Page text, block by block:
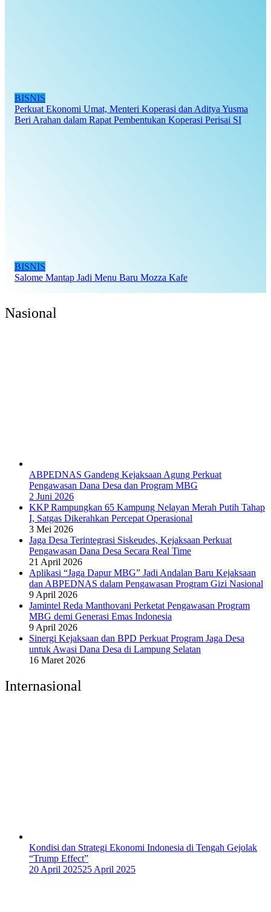
BISNIS
Perkuat Ekonomi Umat, Menteri Koperasi dan Aditya Yusma
Beri Arahan dalam Rapat Pembentukan Koperasi Perisai SI
BISNIS
Salome Mantap Jadi Menu Baru Mozza Kafe
Nasional
ABPEDNAS Gandeng Kejaksaan Agung Perkuat
Pengawasan Dana Desa dan Program MBG
2 Juni 2026
KKP Rampungkan 65 Kampung Nelayan Merah Putih Tahap
I, Satgas Dikerahkan Percepat Operasional
3 Mei 2026
Jaga Desa Terintegrasi Siskeudes, Kejaksaan Perkuat
Pengawasan Dana Desa Secara Real Time
21 April 2026
Aplikasi “Jaga Dapur MBG” Jadi Andalan Baru Kejaksaan
dan ABPEDNAS dalam Pengawasan Program Gizi Nasional
9 April 2026
Jamintel Reda Manthovani Perketat Pengawasan Program
MBG demi Generasi Emas Indonesia
9 April 2026
Sinergi Kejaksaan dan BPD Perkuat Program Jaga Desa
untuk Awasi Dana Desa di Lampung Selatan
16 Maret 2026
Internasional
Kondisi dan Strategi Ekonomi Indonesia di Tengah Gejolak
“Trump Effect”
20 April 202525 April 2025